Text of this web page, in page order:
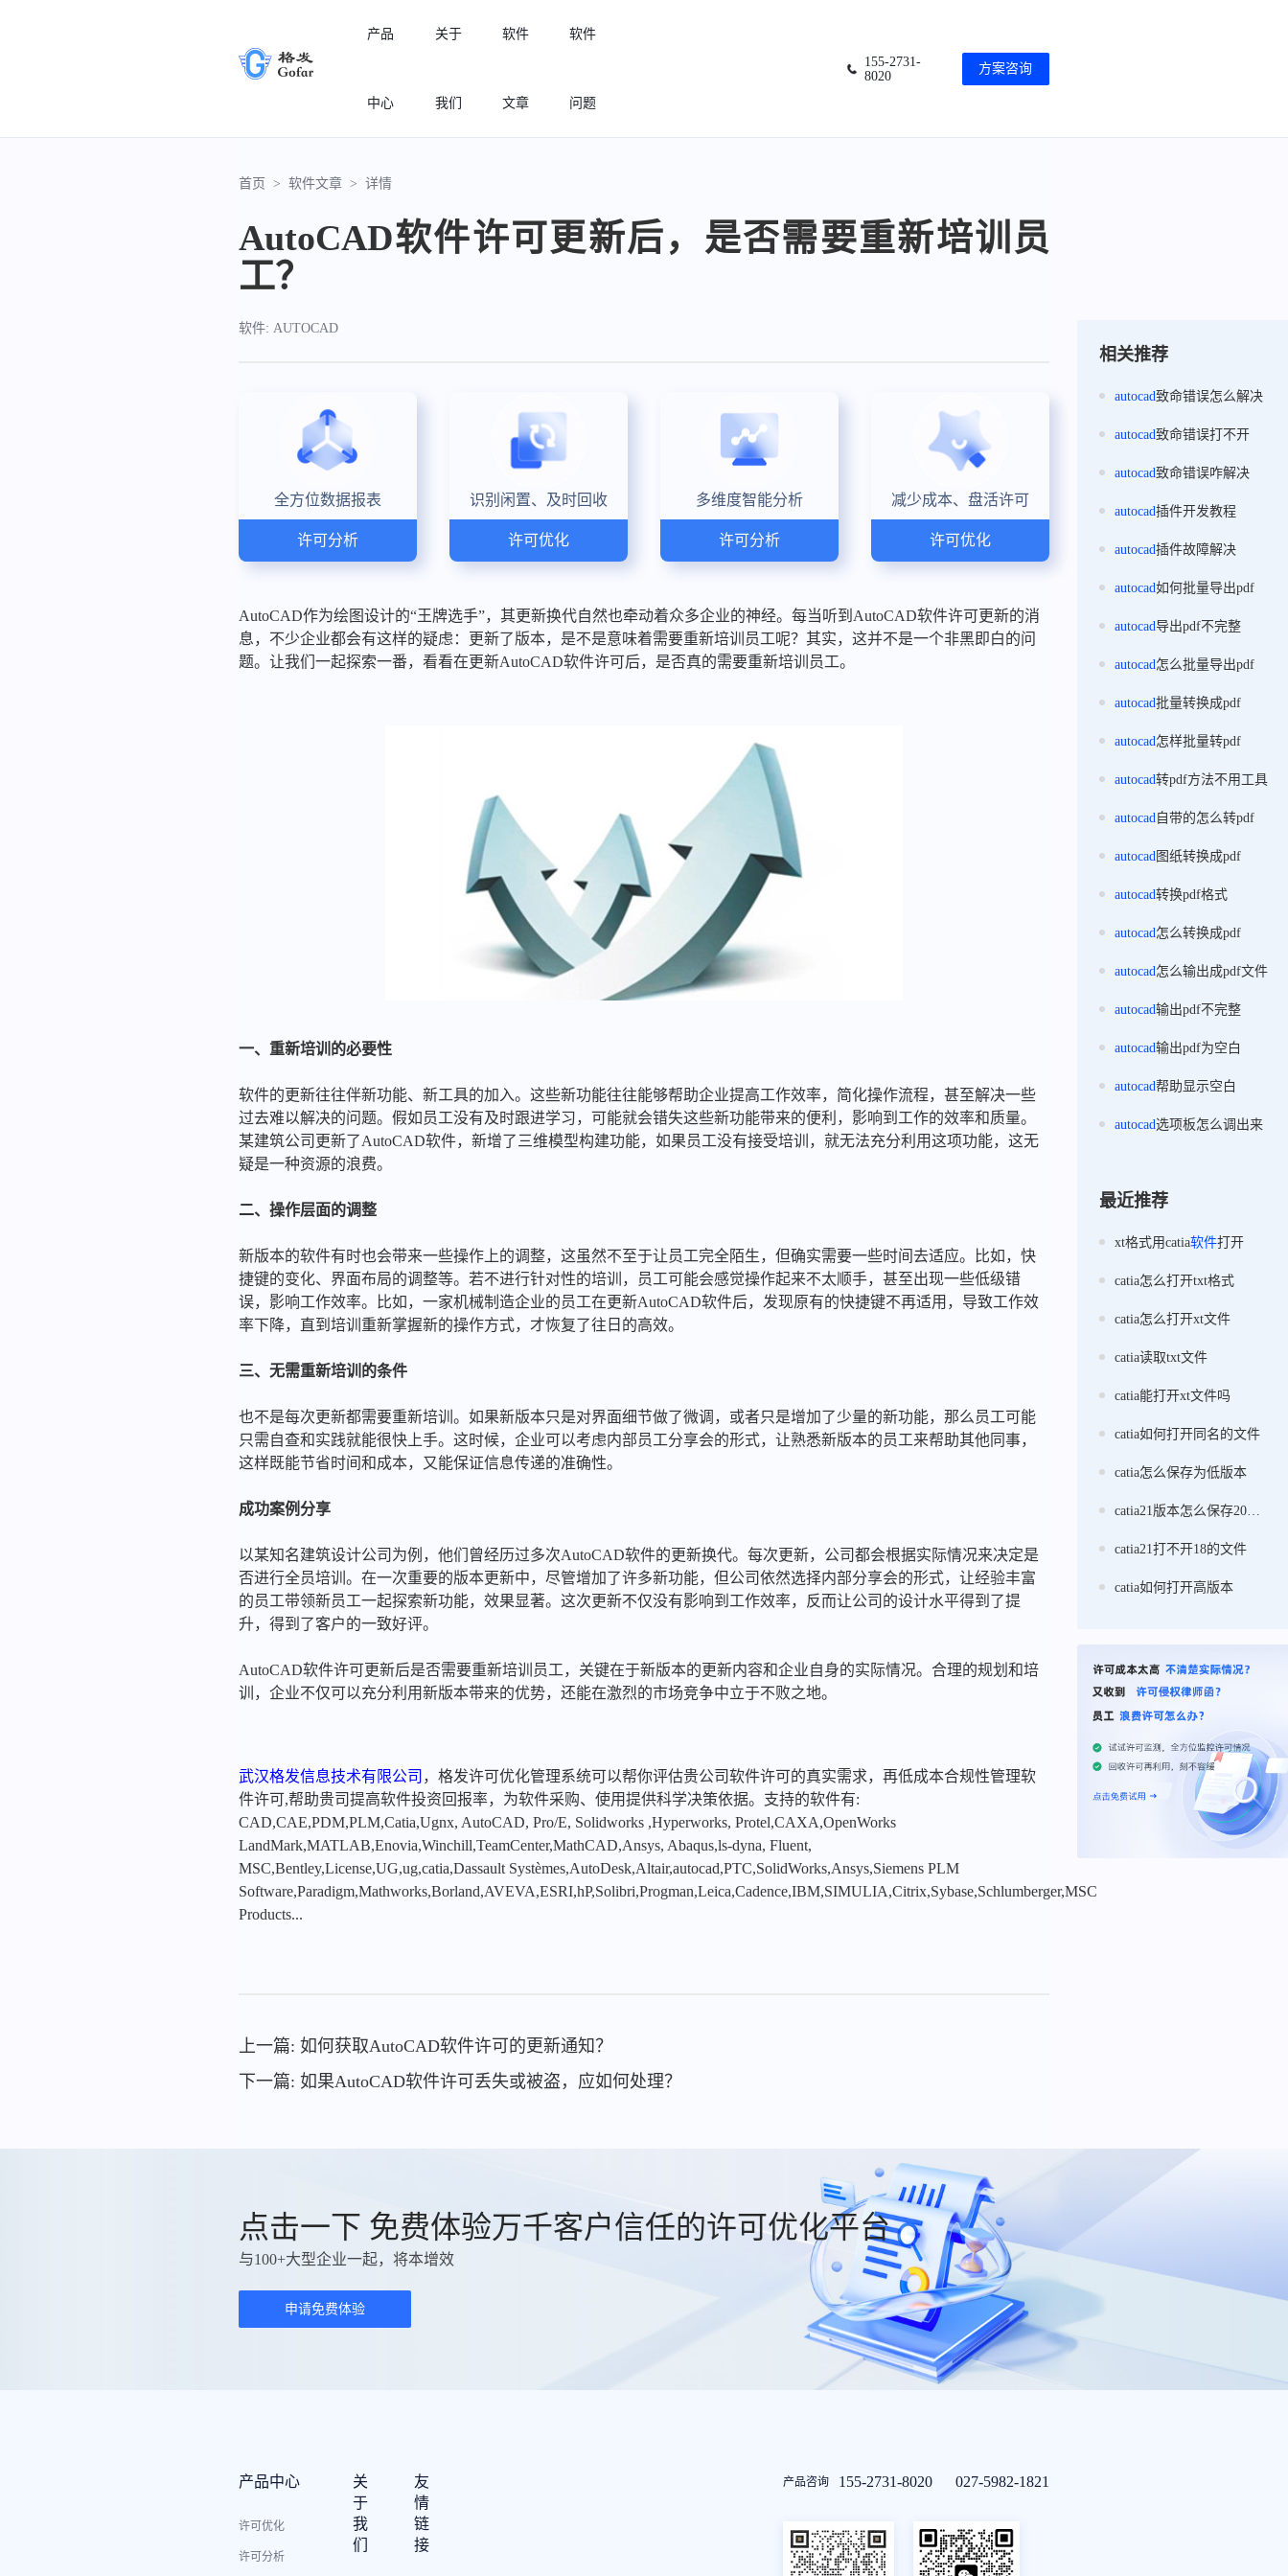
产品
中心
许可分析
实现专业软件许可精细化管理
关于
我们
软件
文章
软件
问题
155-2731-
8020
方案咨询
首页 > 软件文章 > 详情
AutoCAD软件许可更新后，是否需要重新培训员
工？
软件: AUTOCAD
全方位数据报表
许可分析
识别闲置、及时回收
许可优化
多维度智能分析
许可分析
减少成本、盘活许可
许可优化
AutoCAD作为绘图设计的“王牌选手”，其更新换代自然也牵动着众多企业的神经。每当听到AutoCAD软件许可更新的消
息，不少企业都会有这样的疑虑：更新了版本，是不是意味着需要重新培训员工呢？其实，这并不是一个非黑即白的问
题。让我们一起探索一番，看看在更新AutoCAD软件许可后，是否真的需要重新培训员工。
一、重新培训的必要性
软件的更新往往伴新功能、新工具的加入。这些新功能往往能够帮助企业提高工作效率，简化操作流程，甚至解决一些
过去难以解决的问题。假如员工没有及时跟进学习，可能就会错失这些新功能带来的便利，影响到工作的效率和质量。
某建筑公司更新了AutoCAD软件，新增了三维模型构建功能，如果员工没有接受培训，就无法充分利用这项功能，这无
疑是一种资源的浪费。
二、操作层面的调整
新版本的软件有时也会带来一些操作上的调整，这虽然不至于让员工完全陌生，但确实需要一些时间去适应。比如，快
捷键的变化、界面布局的调整等。若不进行针对性的培训，员工可能会感觉操作起来不太顺手，甚至出现一些低级错
误，影响工作效率。比如，一家机械制造企业的员工在更新AutoCAD软件后，发现原有的快捷键不再适用，导致工作效
率下降，直到培训重新掌握新的操作方式，才恢复了往日的高效。
三、无需重新培训的条件
也不是每次更新都需要重新培训。如果新版本只是对界面细节做了微调，或者只是增加了少量的新功能，那么员工可能
只需自查和实践就能很快上手。这时候，企业可以考虑内部员工分享会的形式，让熟悉新版本的员工来帮助其他同事，
这样既能节省时间和成本，又能保证信息传递的准确性。
成功案例分享
以某知名建筑设计公司为例，他们曾经历过多次AutoCAD软件的更新换代。每次更新，公司都会根据实际情况来决定是
否进行全员培训。在一次重要的版本更新中，尽管增加了许多新功能，但公司依然选择内部分享会的形式，让经验丰富
的员工带领新员工一起探索新功能，效果显著。这次更新不仅没有影响到工作效率，反而让公司的设计水平得到了提
升，得到了客户的一致好评。
AutoCAD软件许可更新后是否需要重新培训员工，关键在于新版本的更新内容和企业自身的实际情况。合理的规划和培
训，企业不仅可以充分利用新版本带来的优势，还能在激烈的市场竞争中立于不败之地。
武汉格发信息技术有限公司 ，格发许可优化管理系统可以帮你评估贵公司软件许可的真实需求，再低成本合规性管理软
件许可,帮助贵司提高软件投资回报率，为软件采购、使用提供科学决策依据。支持的软件有:
CAD,CAE,PDM,PLM,Catia,Ugnx, AutoCAD, Pro/E, Solidworks ,Hyperworks, Protel,CAXA,OpenWorks
LandMark,MATLAB,Enovia,Winchill,TeamCenter,MathCAD,Ansys, Abaqus,ls-dyna, Fluent,
MSC,Bentley,License,UG,ug,catia,Dassault Systèmes,AutoDesk,Altair,autocad,PTC,SolidWorks,Ansys,Siemens PLM
Software,Paradigm,Mathworks,Borland,AVEVA,ESRI,hP,Solibri,Progman,Leica,Cadence,IBM,SIMULIA,Citrix,Sybase,Schlumberger,MSC
Products...
上一篇: 如何获取AutoCAD软件许可的更新通知？
下一篇: 如果AutoCAD软件许可丢失或被盗，应如何处理？
相关推荐
autocad致命错误怎么解决
autocad致命错误打不开
autocad致命错误咋解决
autocad插件开发教程
autocad插件故障解决
autocad如何批量导出pdf
autocad导出pdf不完整
autocad怎么批量导出pdf
autocad批量转换成pdf
autocad怎样批量转pdf
autocad转pdf方法不用工具
autocad自带的怎么转pdf
autocad图纸转换成pdf
autocad转换pdf格式
autocad怎么转换成pdf
autocad怎么输出成pdf文件
autocad输出pdf不完整
autocad输出pdf为空白
autocad帮助显示空白
autocad选项板怎么调出来
最近推荐
xt格式用catia软件打开
catia怎么打开txt格式
catia怎么打开xt文件
catia读取txt文件
catia能打开xt文件吗
catia如何打开同名的文件
catia怎么保存为低版本
catia21版本怎么保存20版本
catia21打不开18的文件
catia如何打开高版本
点击一下 免费体验万千客户信任的许可优化平台
与100+大型企业一起，将本增效
申请免费体验
产品中心
许可优化
许可分析
关
于
我
们
友
情
链
接
产品咨询 155-2731-8020 027-5982-1821